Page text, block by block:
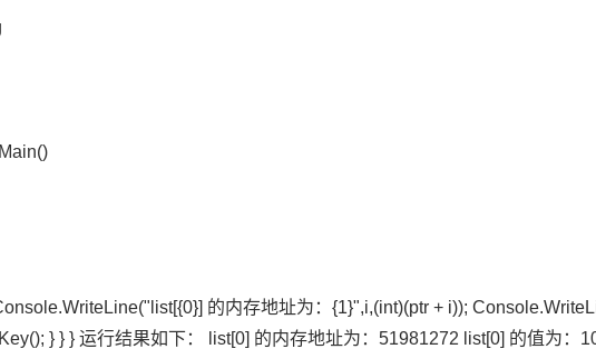
的内存地址为：{1}",i,(int)(ptr + i));
} } } 运行结果如下： list[0] 的内存地址为：51981272 list[0] 的值为：